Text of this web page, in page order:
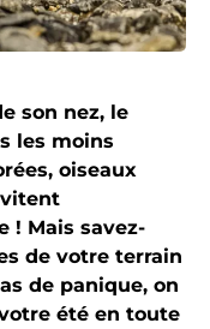
son nez, le
les moins
oiseaux
! Mais savez-
de votre terrain
de panique, on
été en toute